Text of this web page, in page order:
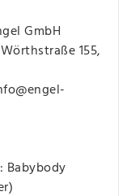
GmbH
155,
Babybody